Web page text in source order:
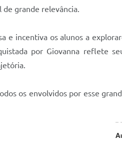
grande relevância.
incentiva os alunos a
por Giovanna reflete
os envolvidos por esse